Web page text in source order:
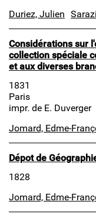
Duriez, Julien
Considérations sur
collection spéciale
et aux diverses
1831
Paris
impr. de E. Duverger
Jomard, Edme-
Dépot de
1828
Jomard, Edme-